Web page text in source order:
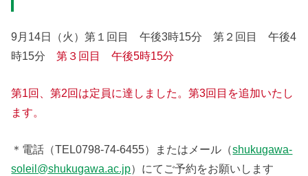
9月14日（火）第１回目 午後3時15分 第２回目 午後4
時15分第３回目 午後5時15分
第1回、第2回は定員に達しました。第3回目を追加いたし
ます。
＊電話（TEL0798-74-6455）またはメール（shukugawa-
soleil@shukugawa.ac.jp）にてご予約をお願いします